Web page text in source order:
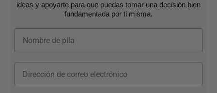
ideas y apoyarte para que puedas tomar una decisión bien
fundamentada por ti misma.